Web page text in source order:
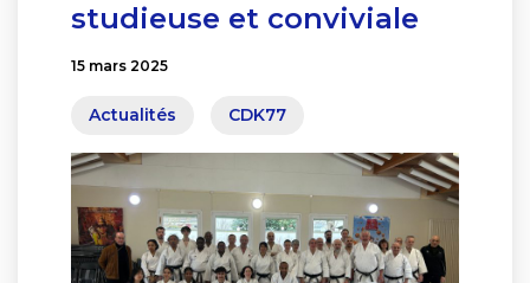
studieuse et conviviale
15 mars 2025
Actualités CDK77